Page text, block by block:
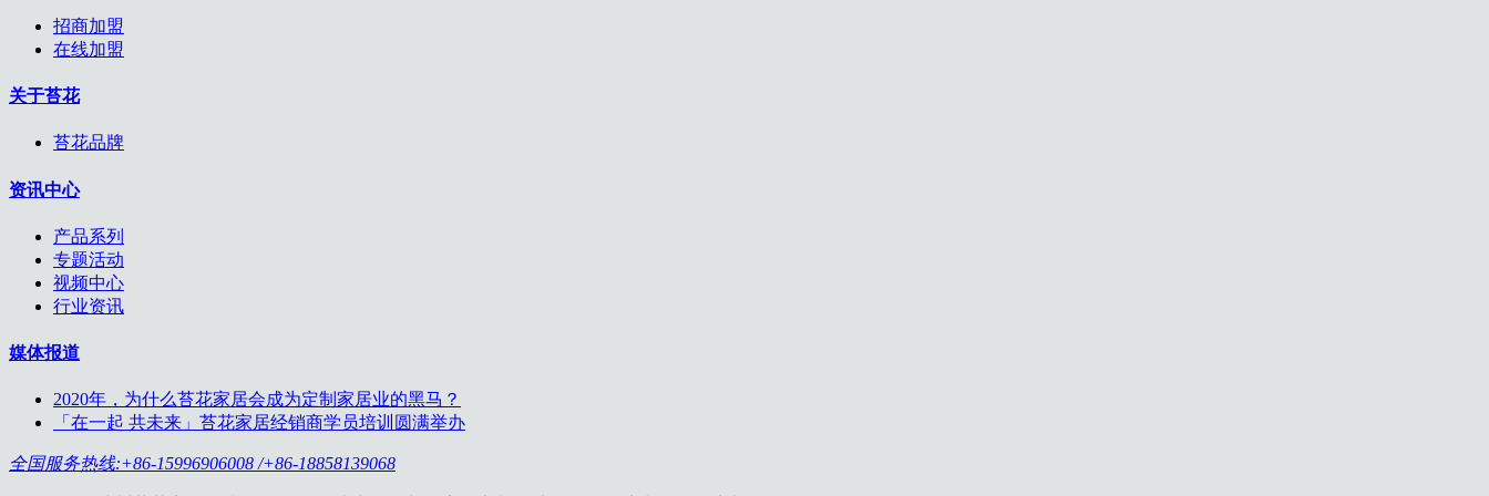
招商加盟
在线加盟
关于苔花
苔花品牌
资讯中心
产品系列
专题活动
视频中心
行业资讯
媒体报道
2020年，为什么苔花家居会成为定制家居业的黑马？
「在一起 共未来」苔花家居经销商学员培训圆满举办
全国服务热线:+86-15996906008 /+86-18858139068